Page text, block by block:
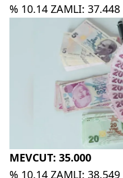
% 10.14 ZAMLI: 37.448
MEVCUT: 35.000
% 10.14 ZAMLI: 38.549